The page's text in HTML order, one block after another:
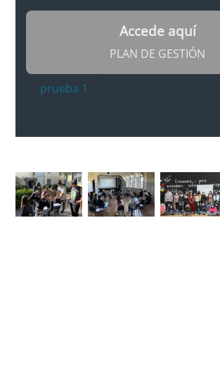
Accede aquí
PLAN DE GESTIÓN
prueba 1